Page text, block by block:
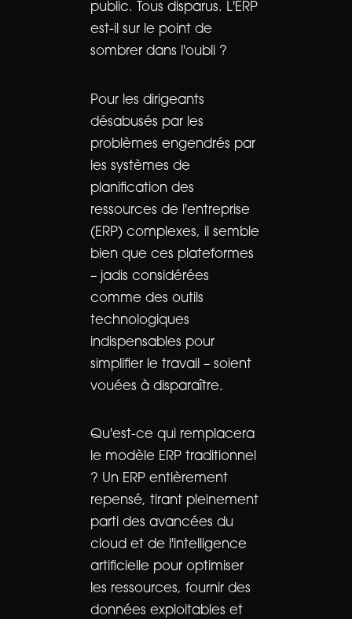
public. Tous disparus. L'ERP
est-il sur le point de
sombrer dans l'oubli ?
Pour les dirigeants
désabusés par les
problèmes engendrés par
les systèmes de
planification des
ressources de l'entreprise
(ERP) complexes, il semble
bien que ces plateformes
– jadis considérées
comme des outils
technologiques
indispensables pour
simplifier le travail – soient
vouées à disparaître.
Qu'est-ce qui remplacera
le modèle ERP traditionnel
? Un ERP entièrement
repensé, tirant pleinement
parti des avancées du
cloud et de l'intelligence
artificielle pour optimiser
les ressources, fournir des
données exploitables et